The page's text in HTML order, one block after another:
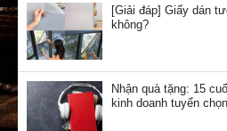
[Giải đáp] Giấy dán
không?
Nhận quà tặng: 15
kinh doanh tuyển chọn